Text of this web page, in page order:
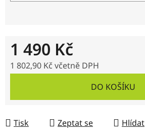
1 490 Kč
1 802,90 Kč včetně DPH
DO KOŠÍKU
Tisk Zeptat se Hlídat